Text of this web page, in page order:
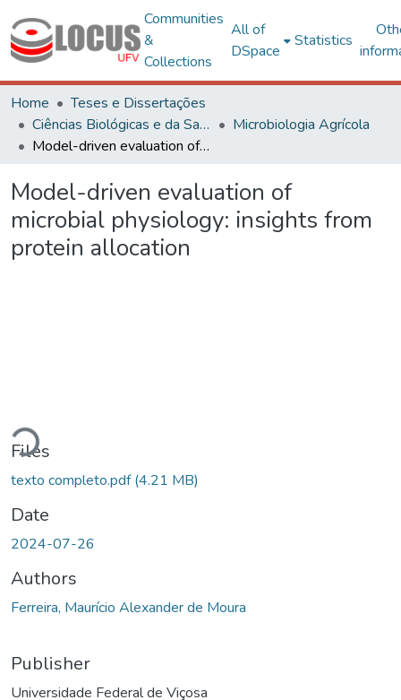
Communities
&
Collections
All of
DSpace
Statistics
Home
Teses e Dissertações
Ciências Biológicas e da Saúde
Microbiologia Agrícola
Model-driven evaluation of microbial physiology: insights from protein allocation
Model-driven evaluation of
microbial physiology: insights from
protein allocation
Loading...
Files
texto completo.pdf(4.21 MB)
Date
2024-07-26
Authors
Ferreira, Maurício Alexander de Moura
Publisher
Universidade Federal de Viçosa